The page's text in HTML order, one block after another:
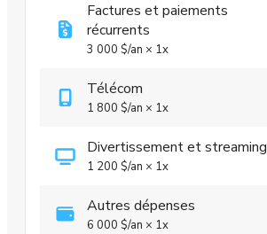
Factures et paiements
récurrents
3 000 $/an × 1x
Télécom
1 800 $/an × 1x
Divertissement et streaming
1 200 $/an × 1x
Autres dépenses
6 000 $/an × 1x